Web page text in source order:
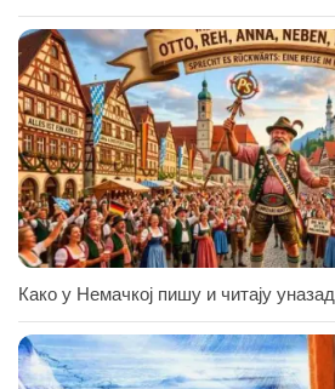
Како у Немачкој пишу и читају уназад